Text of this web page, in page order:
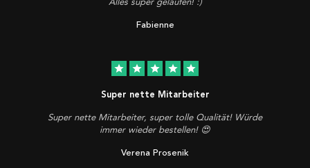
Fabienne
star star star star star
Super nette Mitarbeiter
Super nette Mitarbeiter, super tolle Qualität! Würde
immer wieder bestellen! 😍
Verena Prosenik